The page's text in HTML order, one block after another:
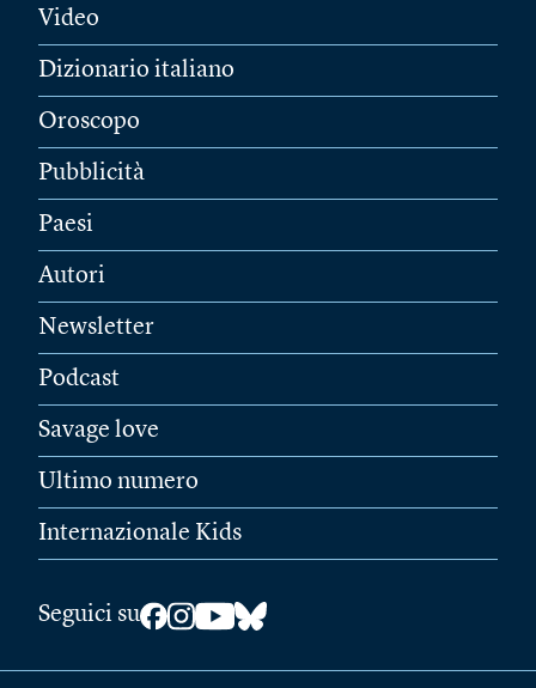
Video
Dizionario italiano
Oroscopo
Pubblicità
Paesi
Autori
Newsletter
Podcast
Savage love
Ultimo numero
Internazionale Kids
Seguici su